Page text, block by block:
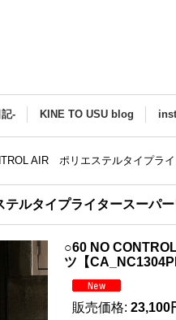
- KINE TO USU blog
AIR ポリエステルタイプラ
ルタイプライタースーパ
○60 NO
ツ【
販売価格: 23,100